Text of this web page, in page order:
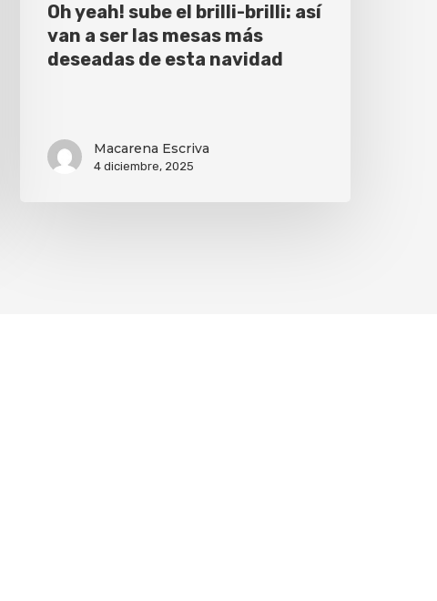
Oh yeah! sube el brilli-brilli: así
van a ser las mesas más
deseadas de esta navidad
Macarena Escriva
4 diciembre, 2025